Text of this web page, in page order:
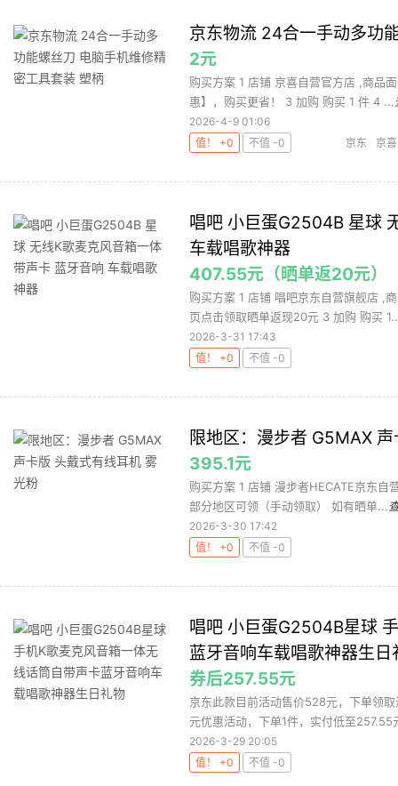
京东物流 24合一手动多功
2元
购买方案 1 店铺 京喜自营官方店 ,商品
惠】，购买更省！ 3 加购 购买 1 件 4 ...
2026-4-9 01:06
值！ +0
不值 -0 京东 京喜
唱吧 小巨蛋G2504B 星球
车载唱歌神器
407.55元（晒单返20元）
购买方案 1 店铺 唱吧京东自营旗舰店 ,
页点击领取晒单返现20元 3 加购 购买
2026-3-31 17:43
值！ +0
不值 -0
限地区：漫步者 G5MAX
395.1元
购买方案 1 店铺 漫步者HECATE京东
部分地区可领（手动领取） 如有晒单...
2026-3-30 17:42
值！ +0
不值 -0
唱吧 小巨蛋G2504B星球
蓝牙音响车载唱歌神器生日
券后257.55元
京东此款目前活动售价528元，下单领
元优惠活动，下单1件，实付低至257.55
2026-3-29 20:05
值！ +0
不值 -0